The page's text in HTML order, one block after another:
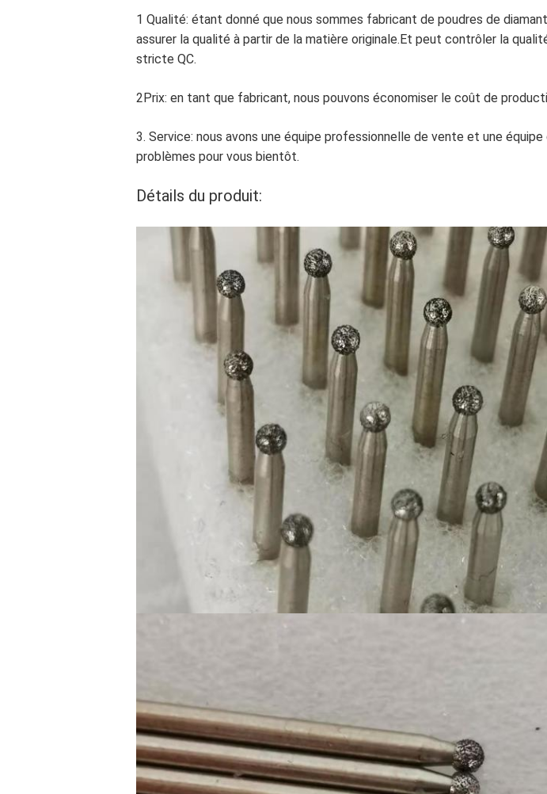
1 Qualité: étant donné que nous sommes fabricant de poudres de
assurer la qualité à partir de la matière originale.Et peut contrôler la
stricte QC.
2Prix: en tant que fabricant, nous pouvons économiser le coût de
3. Service: nous avons une équipe professionnelle de vente et une
problèmes pour vous bientôt.
Détails du produit: